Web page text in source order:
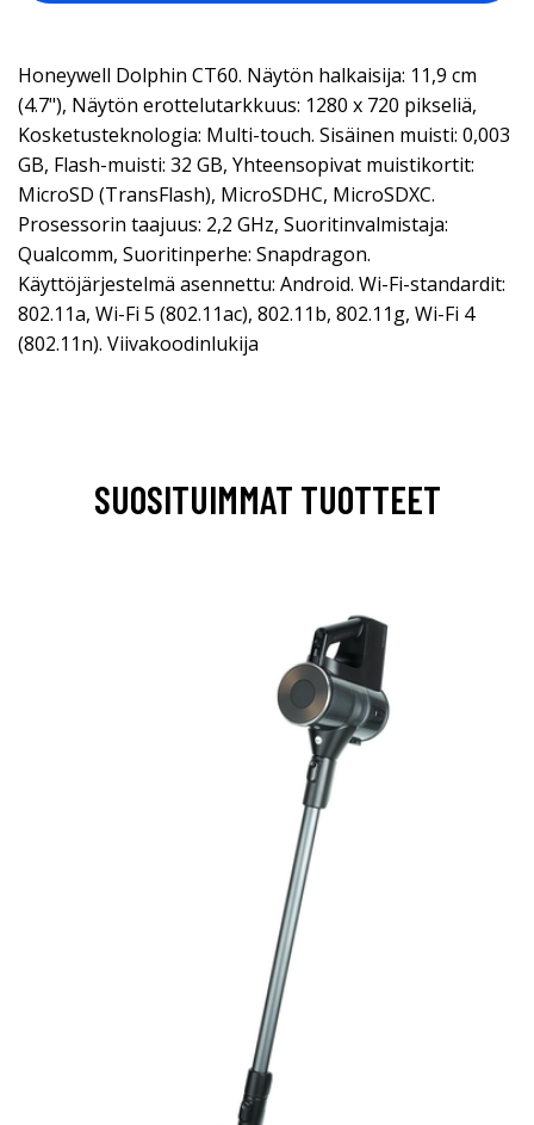
Honeywell Dolphin CT60. Näytön halkaisija: 11,9 cm
(4.7"), Näytön erottelutarkkuus: 1280 x 720 pikseliä,
Kosketusteknologia: Multi-touch. Sisäinen muisti: 0,003
GB, Flash-muisti: 32 GB, Yhteensopivat muistikortit:
MicroSD (TransFlash), MicroSDHC, MicroSDXC.
Prosessorin taajuus: 2,2 GHz, Suoritinvalmistaja:
Qualcomm, Suoritinperhe: Snapdragon.
Käyttöjärjestelmä asennettu: Android. Wi-Fi-standardit:
802.11a, Wi-Fi 5 (802.11ac), 802.11b, 802.11g, Wi-Fi 4
(802.11n). Viivakoodinlukija
SUOSITUIMMAT TUOTTEET